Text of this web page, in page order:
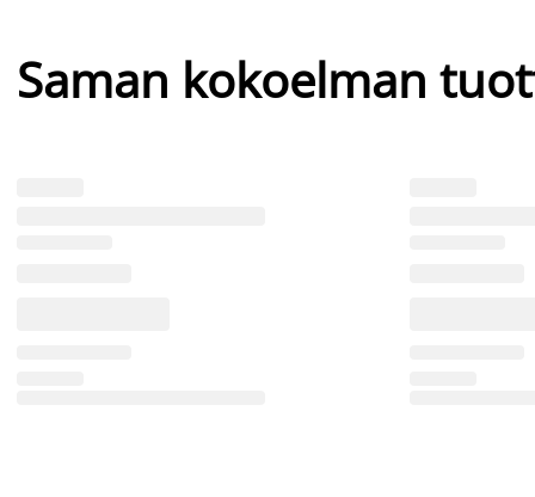
Saman kokoelman